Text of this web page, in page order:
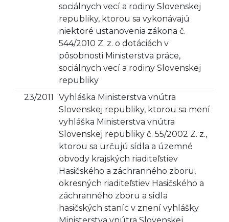
sociálnych vecí a rodiny Slovenskej
republiky, ktorou sa vykonávajú
niektoré ustanovenia zákona č.
544/2010 Z. z. o dotáciách v
pôsobnosti Ministerstva práce,
sociálnych vecí a rodiny Slovenskej
republiky
23/2011
Vyhláška Ministerstva vnútra
Slovenskej republiky, ktorou sa mení
vyhláška Ministerstva vnútra
Slovenskej republiky č. 55/2002 Z. z.,
ktorou sa určujú sídla a územné
obvody krajských riaditeľstiev
Hasičského a záchranného zboru,
okresných riaditeľstiev Hasičského a
záchranného zboru a sídla
hasičských staníc v znení vyhlášky